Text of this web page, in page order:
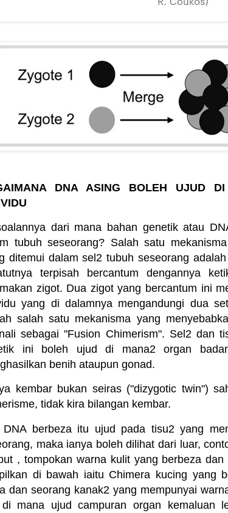
DNA ASING BOLEH UJUD DI
dari mana bahan genetik atau
tubuh seseorang? Salah satu
ditemui dalam sel2 tubuh seseorang
terpisah bercantum dengannya
zigot. Dua zigot yang bercantum ini
yang di dalamnya mengandungi dua
salah satu mekanisma yang
sebagai "Fusion Chimerism". Sel2 dan
ini boleh ujud di mana2 organ
benih ataupun gonad.
kembar bukan seiras ("dizygotic twin")
tidak kira bilangan kembar.
DNA berbeza itu ujud pada tisu2 yang
maka ianya boleh dilihat dari luar,
, tompokan warna kulit yang berbeza
di bawah iaitu Chimera kucing yang
dan seorang kanak2 yang mempunyai
mana ujud campuran organ kemaluan